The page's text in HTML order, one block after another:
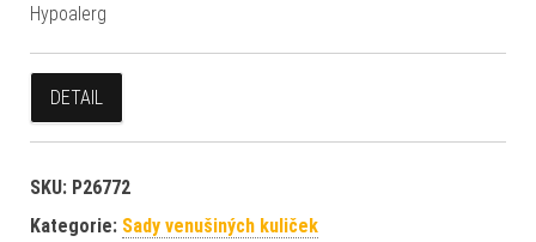
Hypoalerg
DETAIL
SKU: P26772
Kategorie: Sady venušiných kuliček